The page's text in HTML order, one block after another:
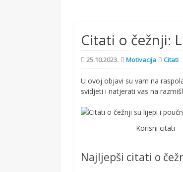
Citati o čežnji:
25.10.2023. Motivacija Citati
U ovoj objavi su vam na
svidjeti i natjerati vas na
Korisni citati
Najljepši citati o